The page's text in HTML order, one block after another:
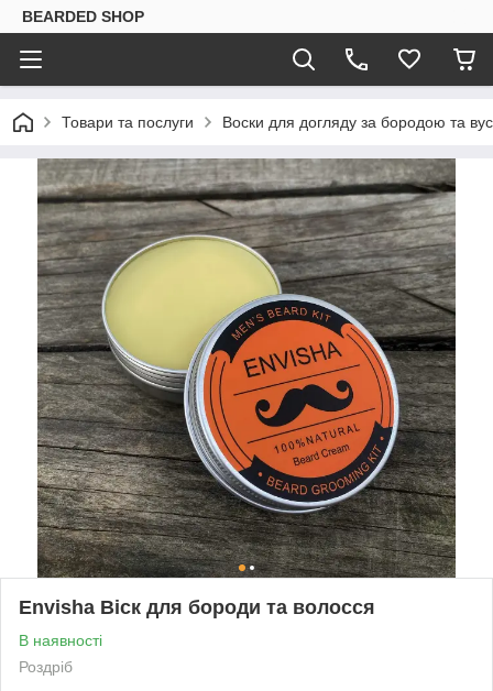
BEARDED SHOP
Товари та послуги Воски для догляду за бородою та
Envisha Віск для бороди та волосся
В наявності
Роздріб